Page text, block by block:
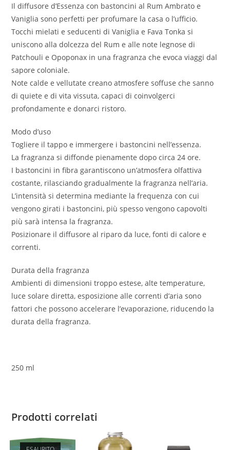
Il diffusore d’Essenza con bastoncini al Rum Ambrato e
Vaniglia sono perfetti per profumare la casa o l’ufficio.
Tocchi mielati e seducenti di Vaniglia e Fava Tonka si
uniscono alla dolcezza del Rum e alle note legnose di
Patchouli e Opoponax in una fragranza che evoca viaggi dal
sapore coloniale.
Note calde e vellutate creano atmosfere soffuse che sanno
di quiete e di vita vissuta, capaci di coinvolgerci
profondamente e donarci ristoro.
Modo d’uso
Togliere il tappo e immergere i bastoncini nell’essenza.
La fragranza si diffonde pienamente dopo circa 24 ore.
I bastoncini in fibra garantiscono un’atmosfera olfattiva
costante, rilasciando gradualmente la fragranza nell’aria.
L’intensità si determina mediante la frequenza con cui
vengono girati i bastoncini, più spesso vengono capovolti
più sarà intensa la fragranza.
Posizionare il diffusore al riparo da luce, fonti di calore e
correnti.
Durata della fragranza
Ambienti di dimensioni troppo estese, alte temperature,
luce solare diretta, esposizione alle correnti d’aria sono
fattori che possono accelerare l’evaporazione, riducendo la
durata della fragranza.
250 ml
Prodotti correlati